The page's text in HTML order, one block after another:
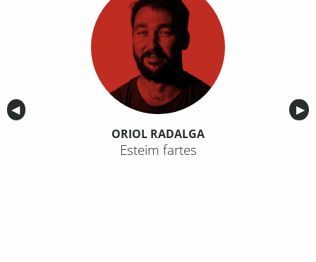
Anterior
◀︎ ▶︎
ORIOL RADALGA
Esteim fartes